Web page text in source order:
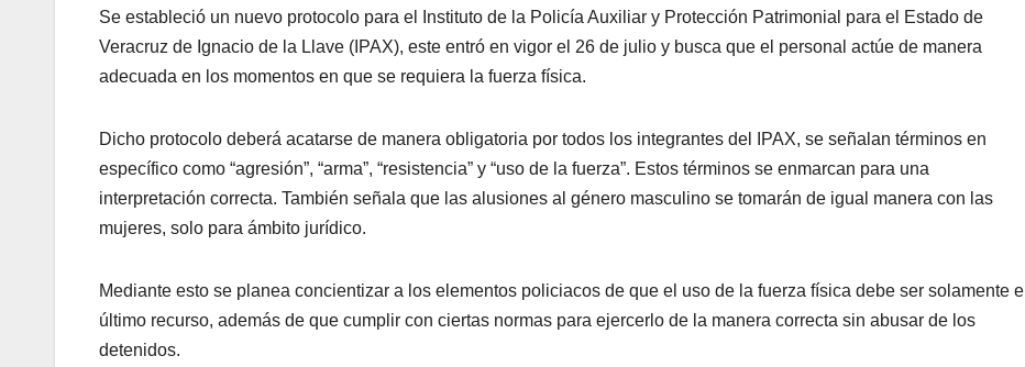
Se estableció un nuevo protocolo para el Instituto de la Policía Auxiliar y Protección Patrimonial para el Estado de
Veracruz de Ignacio de la Llave (IPAX), este entró en vigor el 26 de julio y busca que el personal actúe de manera
adecuada en los momentos en que se requiera la fuerza física.
Dicho protocolo deberá acatarse de manera obligatoria por todos los integrantes del IPAX, se señalan términos en
específico como “agresión”, “arma”, “resistencia” y “uso de la fuerza”. Estos términos se enmarcan para una
interpretación correcta. También señala que las alusiones al género masculino se tomarán de igual manera con las
mujeres, solo para ámbito jurídico.
Mediante esto se planea concientizar a los elementos policiacos de que el uso de la fuerza física debe ser solamente el
último recurso, además de que cumplir con ciertas normas para ejercerlo de la manera correcta sin abusar de los
detenidos.